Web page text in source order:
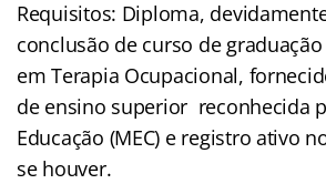
Requisitos: Diploma,
conclusão de curso de
em Terapia Ocupacional,
de ensino superior reconhecida
Educação (MEC) e registro ativo
se houver.